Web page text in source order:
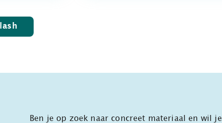
Ben je op zoek naar concreet materiaal en wil je